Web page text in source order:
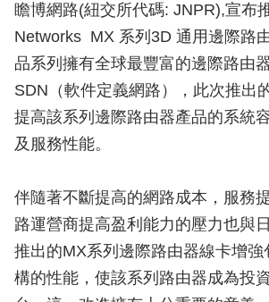
瞻博網路(紐交所代碼: JNPR),宣布
Networks MX 系列3D 通用邊際路
品系列擁有全球最豐富的邊際路由
SDN（軟件定義網路），此次推出
提高該系列邊際路由器產品的系統
及服務性能。
伴隨著不斷提高的網路成本，服務
路運營商提高盈利能力的壓力也與
推出的MX系列邊際路由器線卡增強
構的性能，使該系列路由器成為投